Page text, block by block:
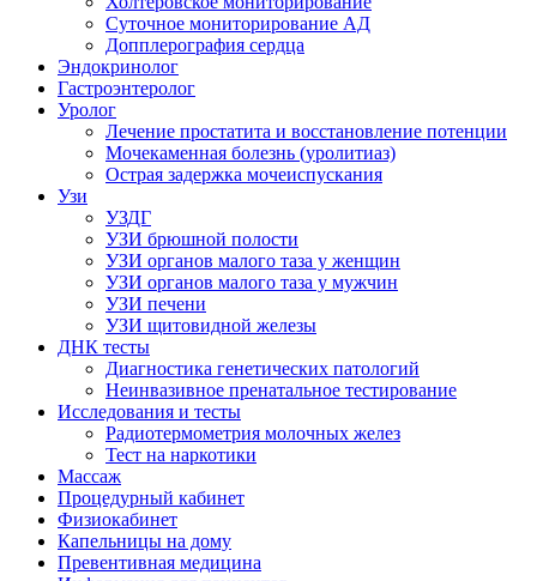
Суточное мониторирование АД
Допплерография сердца
Эндокринолог
Гастроэнтеролог
Уролог
Лечение простатита и восстановление потенции
Мочекаменная болезнь (уролитиаз)
Острая задержка мочеиспускания
Узи
УЗДГ
УЗИ брюшной полости
УЗИ органов малого таза у женщин
УЗИ органов малого таза у мужчин
УЗИ печени
УЗИ щитовидной железы
ДНК тесты
Диагностика генетических патологий
Неинвазивное пренатальное тестирование
Исследования и тесты
Радиотермометрия молочных желез
Тест на наркотики
Массаж
Процедурный кабинет
Физиокабинет
Капельницы на дому
Превентивная медицина